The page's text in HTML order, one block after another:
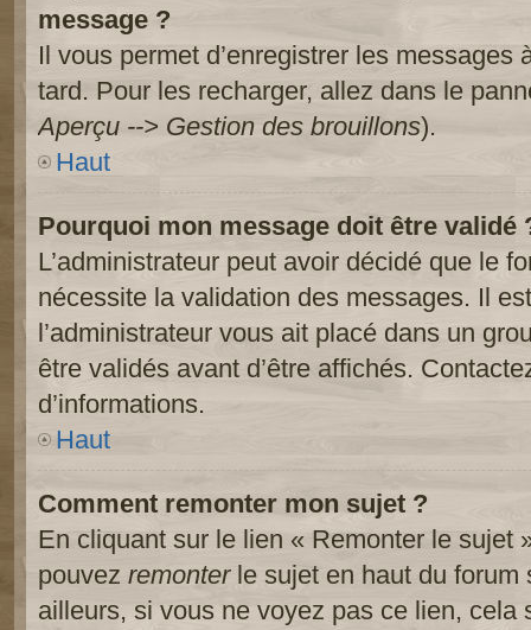
message ?
Il vous permet d’enregistrer les messages
tard. Pour les recharger, allez dans le
Aperçu --> Gestion des brouillons).
Haut
Pourquoi mon message doit être validé
L’administrateur peut avoir décidé que le
nécessite la validation des messages. Il
l’administrateur vous ait placé dans un
être validés avant d’être affichés.
d’informations.
Haut
Comment remonter mon sujet ?
En cliquant sur le lien « Remonter le sujet
pouvez remonterle sujet en haut du forum
ailleurs, si vous ne voyez pas ce lien, cela